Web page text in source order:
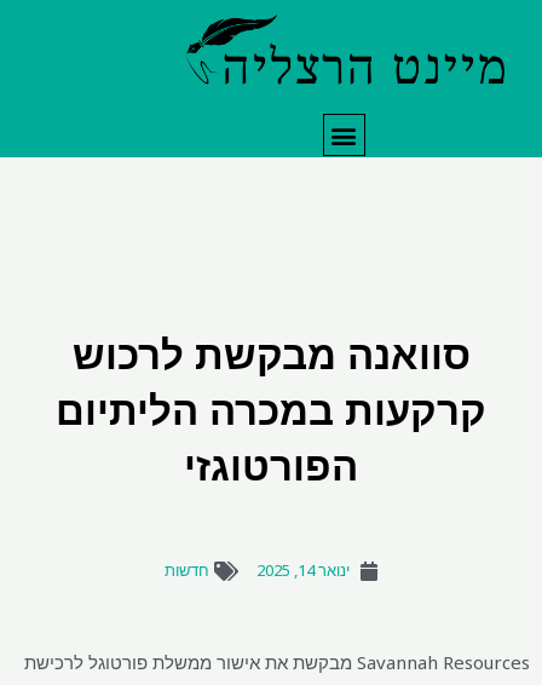
תפריט
סוואנה מבקשת לרכוש
במכרה הליתיום
הפורטוגזי
חדשות
Savannah Resources מבקשת את אישור ממשלת פורטוגל לרכישת